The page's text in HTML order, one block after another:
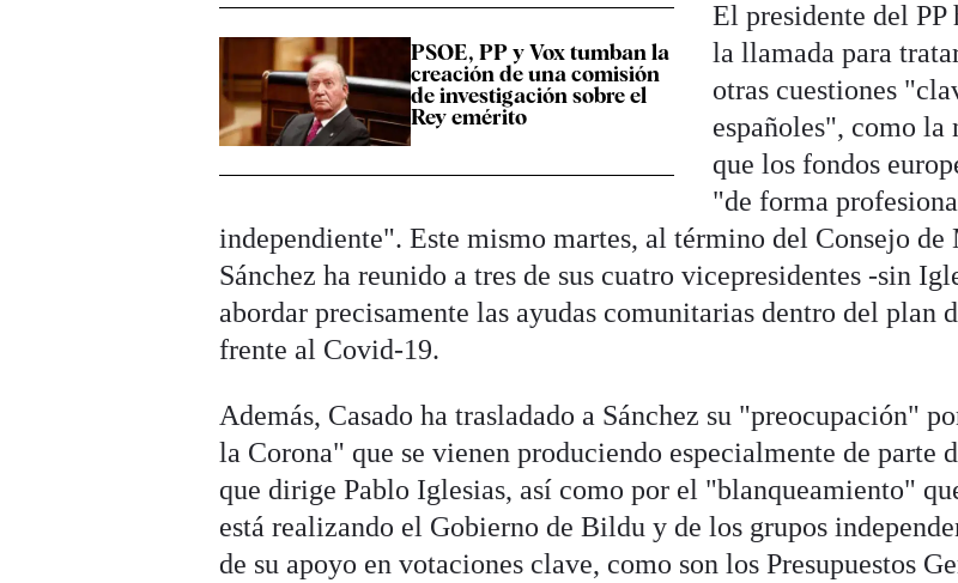
PSOE, PP y Vox tumban la
creación de una comisión
de investigación sobre el
Rey emérito
El presidente del PP
la llamada para
otras cuestiones
españoles", como la
que los fondos
"de forma
independiente". Este mismo martes, al término del Consejo de
Sánchez ha reunido a tres de sus cuatro vicepresidentes -sin
abordar precisamente las ayudas comunitarias dentro del plan
frente al Covid-19.
Además, Casado ha trasladado a Sánchez su "preocupación"
la Corona" que se vienen produciendo especialmente de parte
que dirige Pablo Iglesias, así como por el "blanqueamiento"
está realizando el Gobierno de Bildu y de los grupos
de su apoyo en votaciones clave, como son los Presupuestos